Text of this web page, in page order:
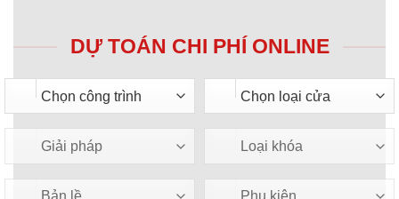
DỰ TOÁN CHI PHÍ ONLINE